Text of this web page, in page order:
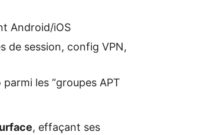
Android/iOS
de session, config VPN,
les “groupes APT
, effaçant ses